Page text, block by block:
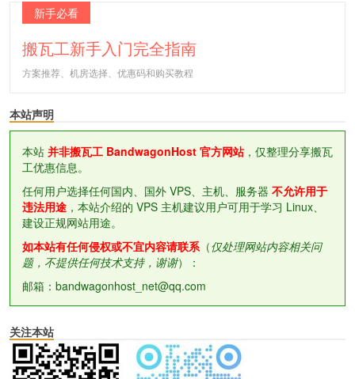
新手必看
搬瓦工新手入门完全指南
方案推荐、机房选择、优惠码和购买教程
本站声明
本站 并非搬瓦工 BandwagonHost 官方网站，仅整理分享搬瓦
工优惠信息。
任何用户选择任何国内、国外 VPS、主机、服务器 不允许用于
违法用途 ，本站介绍的 VPS 主机建议用户可用于学习 Linux、
建设正规网站用途。
如本站有任何侵权或不宜内容请联系（仅处理网站内容相关问
题，不提供任何技术支持，谢谢）：
邮箱：bandwagonhost_net@qq.com
关注本站